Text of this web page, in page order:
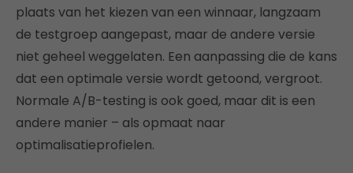
plaats van het kiezen van een winnaar, langzaam
de testgroep aangepast, maar de andere versie
niet geheel weggelaten. Een aanpassing die de kans
dat een optimale versie wordt getoond, vergroot.
Normale A/B-testing is ook goed, maar dit is een
andere manier – als opmaat naar
optimalisatieprofielen.